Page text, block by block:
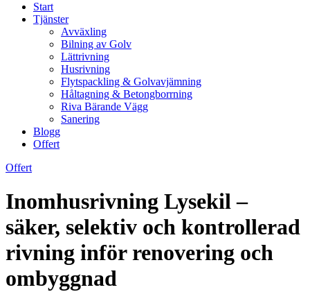
Start
Tjänster
Avväxling
Bilning av Golv
Lättrivning
Husrivning
Flytspackling & Golvavjämning
Håltagning & Betongborrning
Riva Bärande Vägg
Sanering
Blogg
Offert
Offert
Inomhusrivning Lysekil –
säker, selektiv och kontrollerad
rivning inför renovering och
ombyggnad